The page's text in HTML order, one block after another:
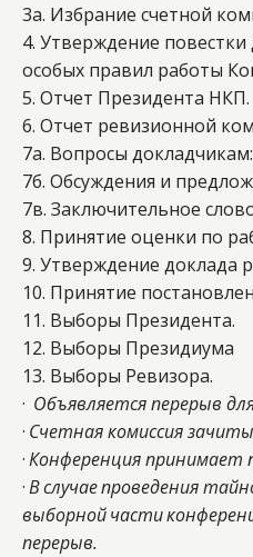
3а. Избрание счетной
4. Утверждение повестки
особых правил работы
5. Отчет Президента НКП.
6. Отчет ревизионной
7а. Вопросы
7б. Обсуждения и
7в. Заключительное
8. Принятие оценки по
9. Утверждение доклада
10. Принятие
11. Выборы Президента.
12. Выборы Президиума
13. Выборы Ревизора.
· Объявляется перерыв
· Счетная комиссия
· Конференция принимает
· Вслучаепроведения
выборной части
перерыв.